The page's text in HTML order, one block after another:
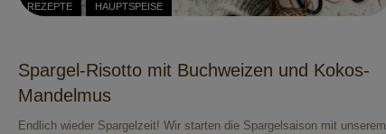
REZEPTE HAUPTSPEISE
Spargel-Risotto mit Buchweizen und Kokos-
Mandelmus
Endlich wieder Spargelzeit! Wir starten die Spargelsaison mit unserem